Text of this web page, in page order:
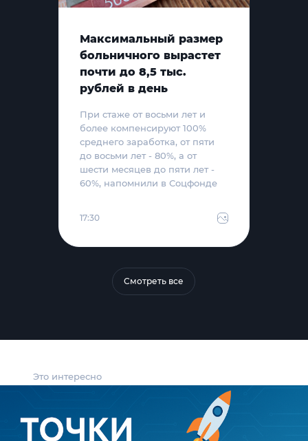
Это интересно
Максимальный размер
больничного вырастет
почти до 8,5 тыс.
рублей в день
При стаже от восьми лет и
более компенсируют 100%
среднего заработка, от пяти
до восьми лет - 80%, а от
шести месяцев до пяти лет -
60%, напомнили в Соцфонде
17:30
Смотреть все